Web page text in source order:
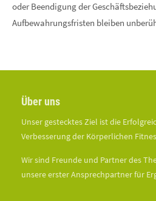
oder Beendigung der
Aufbewahrungsfristen bleiben
Über uns
Unser gestecktes Ziel ist die
Verbesserung der Körperlichen
Wir sind Freunde und Partner des
unsere erster Ansprechpartner für